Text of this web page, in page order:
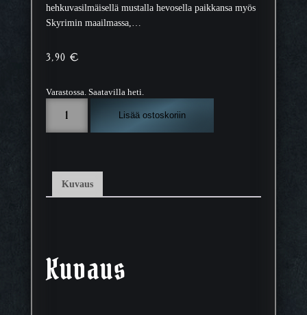
hehkuvasilmäisellä mustalla hevosella paikkansa myös
Skyrimin maailmassa,…
3,90€
Varastossa. Saatavilla heti.
i
H
n
n
Lisää ostoskoriin
Kuvaus
Kuvaus